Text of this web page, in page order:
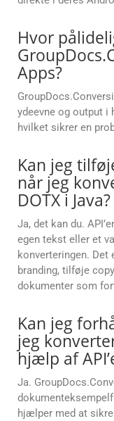
Hvor
Apps?
ydeevne og output i
hvilket sikrer en
Kan jeg
når jeg
DOTX i Java?
Ja, det kan du.
egen tekst eller et
konverteringen. Det
branding, tilføje
dokumenter som
Kan jeg
jeg
hjælp af
Ja.
hjælper med at